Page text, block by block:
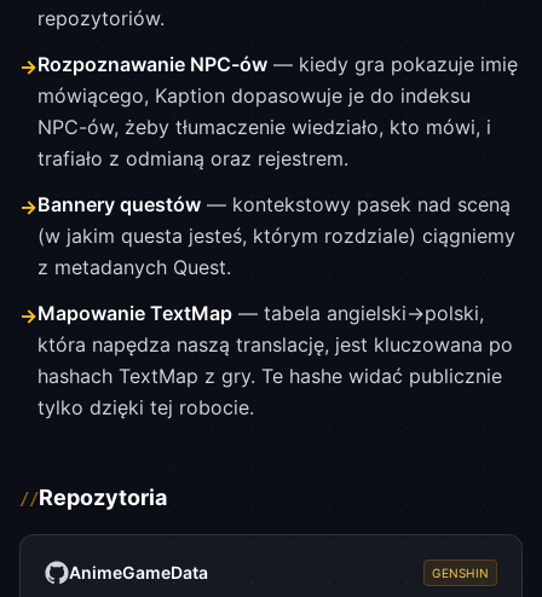
repozytoriów.
→Rozpoznawanie NPC-ów — kiedy gra pokazuje imię
mówiącego, Kaption dopasowuje je do indeksu
NPC-ów, żeby tłumaczenie wiedziało, kto mówi, i
trafiało z odmianą oraz rejestrem.
→Bannery questów — kontekstowy pasek nad sceną
(w jakim questa jesteś, którym rozdziale) ciągniemy
z metadanych Quest.
→Mapowanie TextMap — tabela angielski→polski,
która napędza naszą translację, jest kluczowana po
hashach TextMap z gry. Te hashe widać publicznie
tylko dzięki tej robocie.
//Repozytoria
AnimeGameData GENSHIN